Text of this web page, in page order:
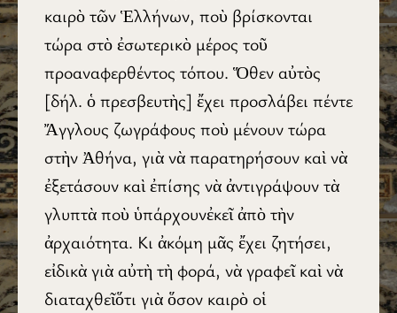
καιρὸ τῶν Ἑλλήνων, ποὺ βρίσκονται
τώρα στὸ ἐσωτερικὸ μέρος τοῦ
προαναφερθέντος τόπου. Ὅθεν αὐτὸς
[δήλ. ὁ πρεσβευτὴς] ἔχει προσλάβει πέντε
Ἄγγλους ζωγράφους ποὺ μένουν τώρα
στὴν Ἀθήνα, γιὰ νὰ παρατηρήσουν καὶ νὰ
ἐξετάσουν καὶ ἐπίσης νὰ ἀντιγράψουν τὰ
γλυπτὰ ποὺ ὑπάρχουνἐκεῖ ἀπὸ τὴν
ἀρχαιότητα. Κι ἀκόμη μᾶς ἔχει ζητήσει,
εἰδικὰ γιὰ αὐτὴ τὴ φορά, νὰ γραφεῖ καὶ νὰ
διαταχθεῖὅτι γιὰ ὅσον καιρὸ οἱ